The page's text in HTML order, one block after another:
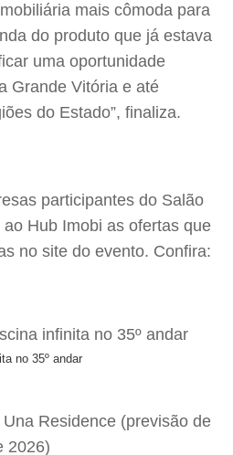
mais cômoda para
do produto que já estava
uma oportunidade
Grande Vitória e até
do Estado”, finaliza.
participantes do Salão
Hub Imobi as ofertas que
no site do evento. Confira:
no 35º andar
Una Residence (previsão de
2026)